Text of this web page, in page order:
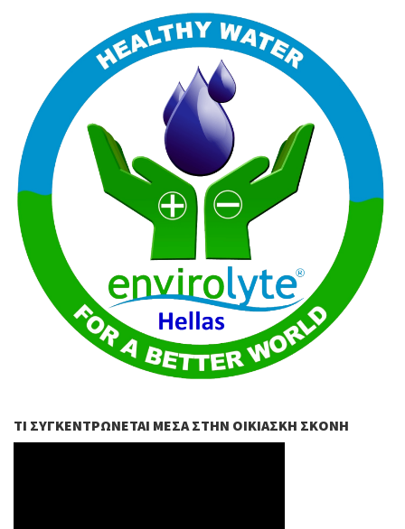
ΤΙ ΣΥΓΚΕΝΤΡΏΝΕΤΑΙ ΜΈΣΑ ΣΤΗΝ ΟΙΚΙΑΣΚΉ ΣΚΌΝΗ